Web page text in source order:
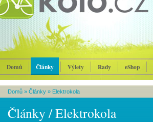
Domů Články Výlety Rady eShop
Domů » Články » Elektrokola
Články / Elektrokola